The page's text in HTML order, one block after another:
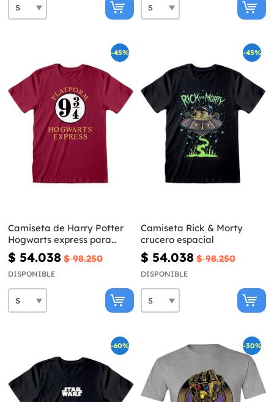
-45%
Camiseta de Harry Potter
Hogwarts express para
hombre
$ 54.038 $ 98.250
DISPONIBLE
-45%
Camiseta Rick & Morty
crucero espacial
$ 54.038 $ 98.250
DISPONIBLE
-60% -30%